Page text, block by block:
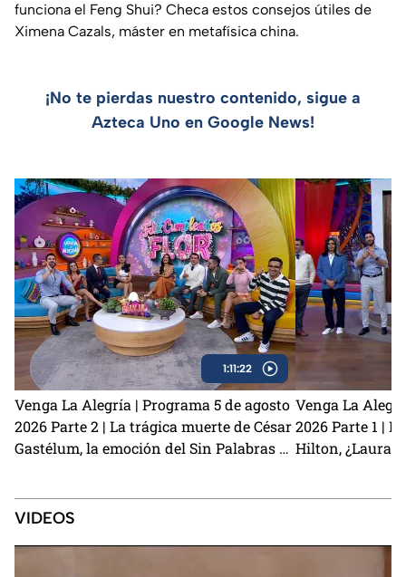
funciona el Feng Shui? Checa estos consejos útiles de
Ximena Cazals, máster en metafísica china.
¡No te pierdas nuestro contenido, sigue a
Azteca Uno en Google News!
1:11:22
Venga La Alegría | Programa 5 de agosto
2026 Parte 2 | La trágica muerte de César
Gastélum, la emoción del Sin Palabras y
Venga La
2026 Parte 1 |
Hilton, ¿Laura
VIDEOS